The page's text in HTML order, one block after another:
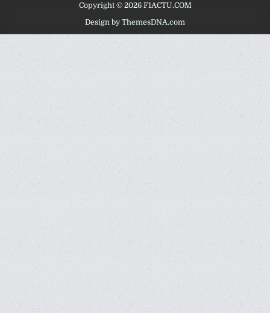
Copyright © 2026 F1ACTU.COM
Design by ThemesDNA.com